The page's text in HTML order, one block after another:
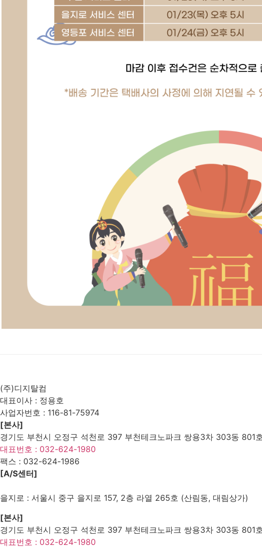
(주)디지탈컴
대표이사 : 정용호
사업자번호 : 116-81-75974
[본사]
경기도 부천시 오정구 석천로 397 부천테크노파크 쌍용3차 303동 801
대표번호 : 032-624-1980
팩스 : 032-624-1986
[A/S센터]
을지로 : 서울시 중구 을지로 157, 2층 라열 265호 (산림동, 대림상가)
[본사]
경기도 부천시 오정구 석천로 397 부천테크노파크 쌍용3차 303동 801
대표번호 : 032-624-1980